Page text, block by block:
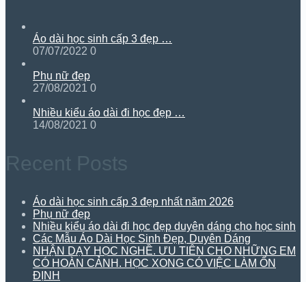
Áo dài học sinh cấp 3 đẹp …
07/07/2022 0
Phụ nữ đẹp
27/08/2021 0
Nhiều kiểu áo dài đi học đẹp …
14/08/2021 0
Recent Posts
Áo dài học sinh cấp 3 đẹp nhất năm 2026
Phụ nữ đẹp
Nhiều kiểu áo dài đi học đẹp duyên dáng cho học sinh
Các Mẫu Áo Dài Học Sinh Đẹp, Duyên Dáng
NHẬN DẠY HỌC NGHỀ. ƯU TIÊN CHO NHỮNG EM
CÓ HOÀN CẢNH. HỌC XONG CÓ VIỆC LÀM ỔN
ĐỊNH